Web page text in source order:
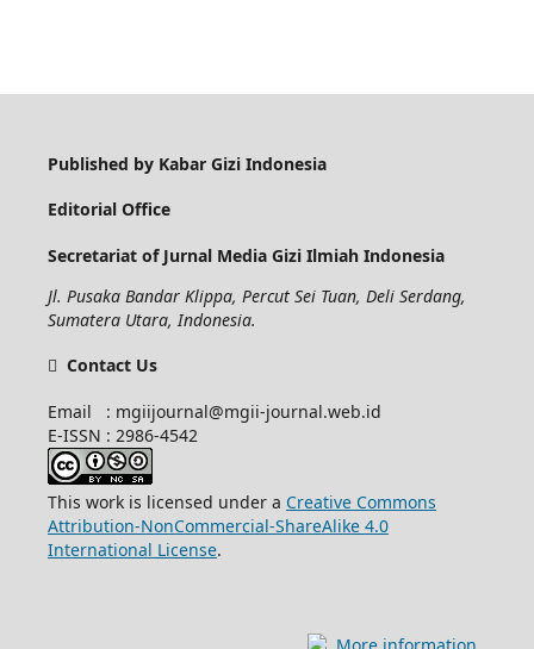
Published by Kabar Gizi Indonesia
Editorial Office
Secretariat of Jurnal Media Gizi Ilmiah Indonesia
Jl. Pusaka Bandar Klippa, Percut Sei Tuan, Deli Serdang,
Sumatera Utara, Indonesia.
Contact Us
Email : mgiijournal@mgii-journal.web.id
E-ISSN : 2986-4542
This work is licensed under a Creative Commons
Attribution-NonCommercial-ShareAlike 4.0
International License.